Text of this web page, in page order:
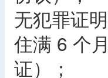
无犯罪证
住满 6 个
证）；